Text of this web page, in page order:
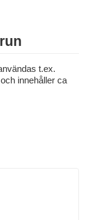
t.ex.
innehåller ca